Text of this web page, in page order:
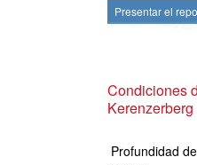
Presentar el
Condiciones
Profundidad